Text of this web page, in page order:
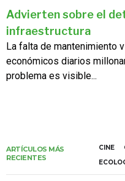
Advierten sobre el
infraestructura
La falta de mantenimiento
económicos diarios
problema es visible...
ARTÍCULOS MÁS
RECIENTES
CINE